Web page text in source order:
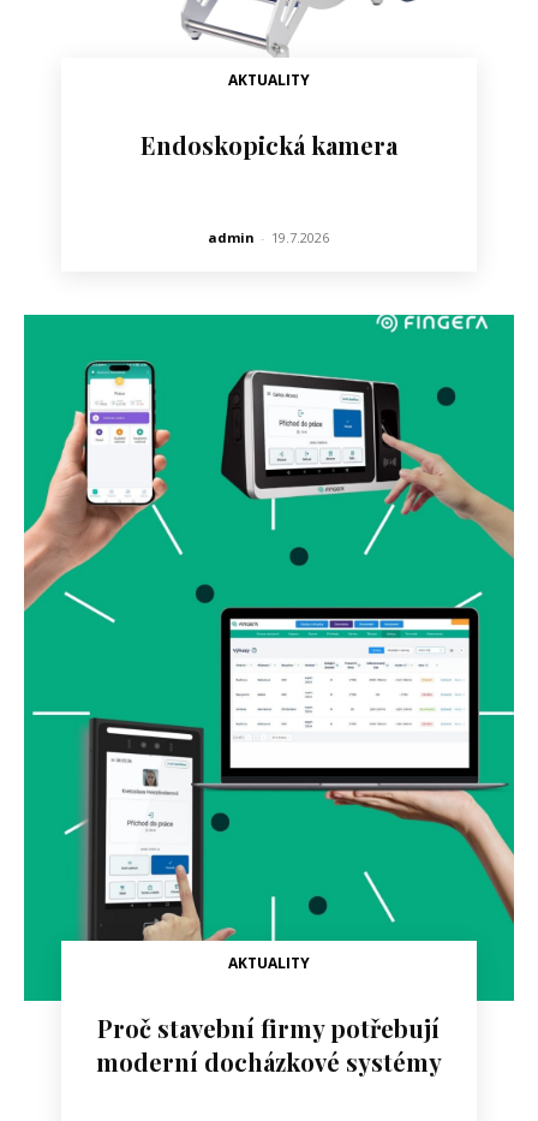
AKTUALITY
Endoskopická kamera
admin - 19.7.2026
AKTUALITY
Proč stavební firmy potřebují
moderní docházkové systémy